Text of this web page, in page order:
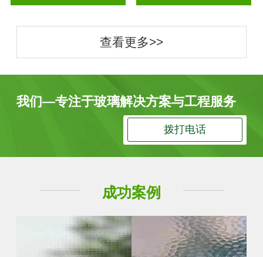
查看更多>>
我们—专注于玻璃解决方案与工程服务
拨打电话
成功案例